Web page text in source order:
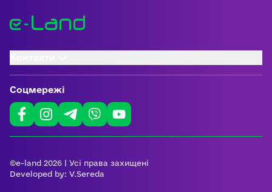
Соцмережі
©e-land 2026 | Усі права захищені
Developed by: V.Sereda